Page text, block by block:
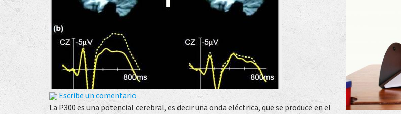
Escribe un comentario
La P300 es una potencial cerebral, es decir una onda eléctrica, que se produce en el